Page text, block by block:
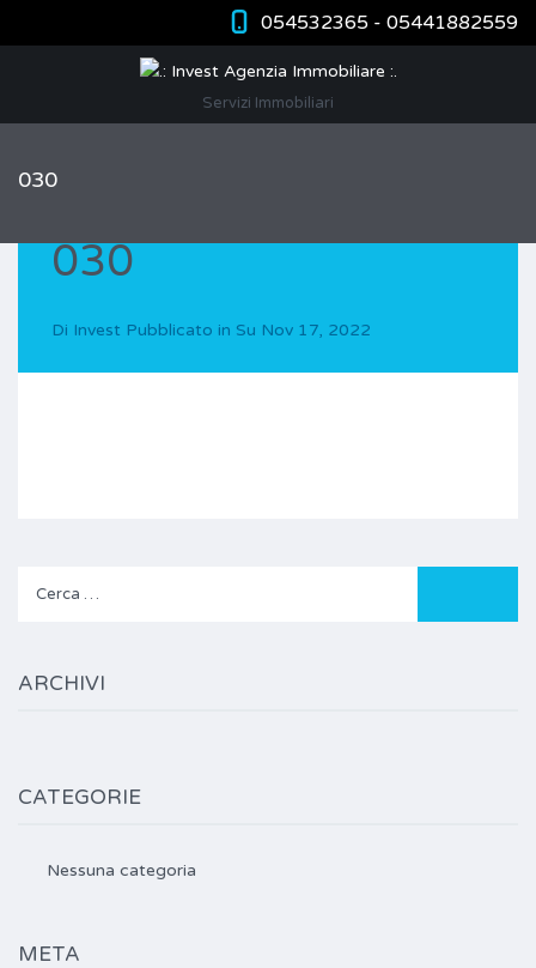
054532365 - 05441882559
Servizi Immobiliari
030
030
Di Invest Pubblicato in Su Nov 17, 2022
ARCHIVI
CATEGORIE
Nessuna categoria
META